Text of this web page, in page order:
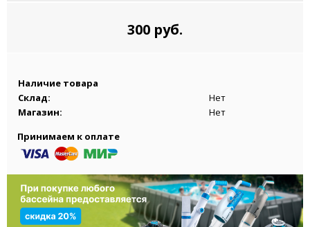
300 руб.
Наличие товара
Склад:
Нет
Магазин:
Нет
Принимаем к оплате